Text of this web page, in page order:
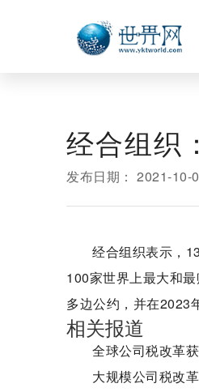
经合组织
发布日期： 2021-10-
经合组织表示，
100家世界上最大和
多边公约，并在2023
相关报道
全球公司税改革
大规模公司税改